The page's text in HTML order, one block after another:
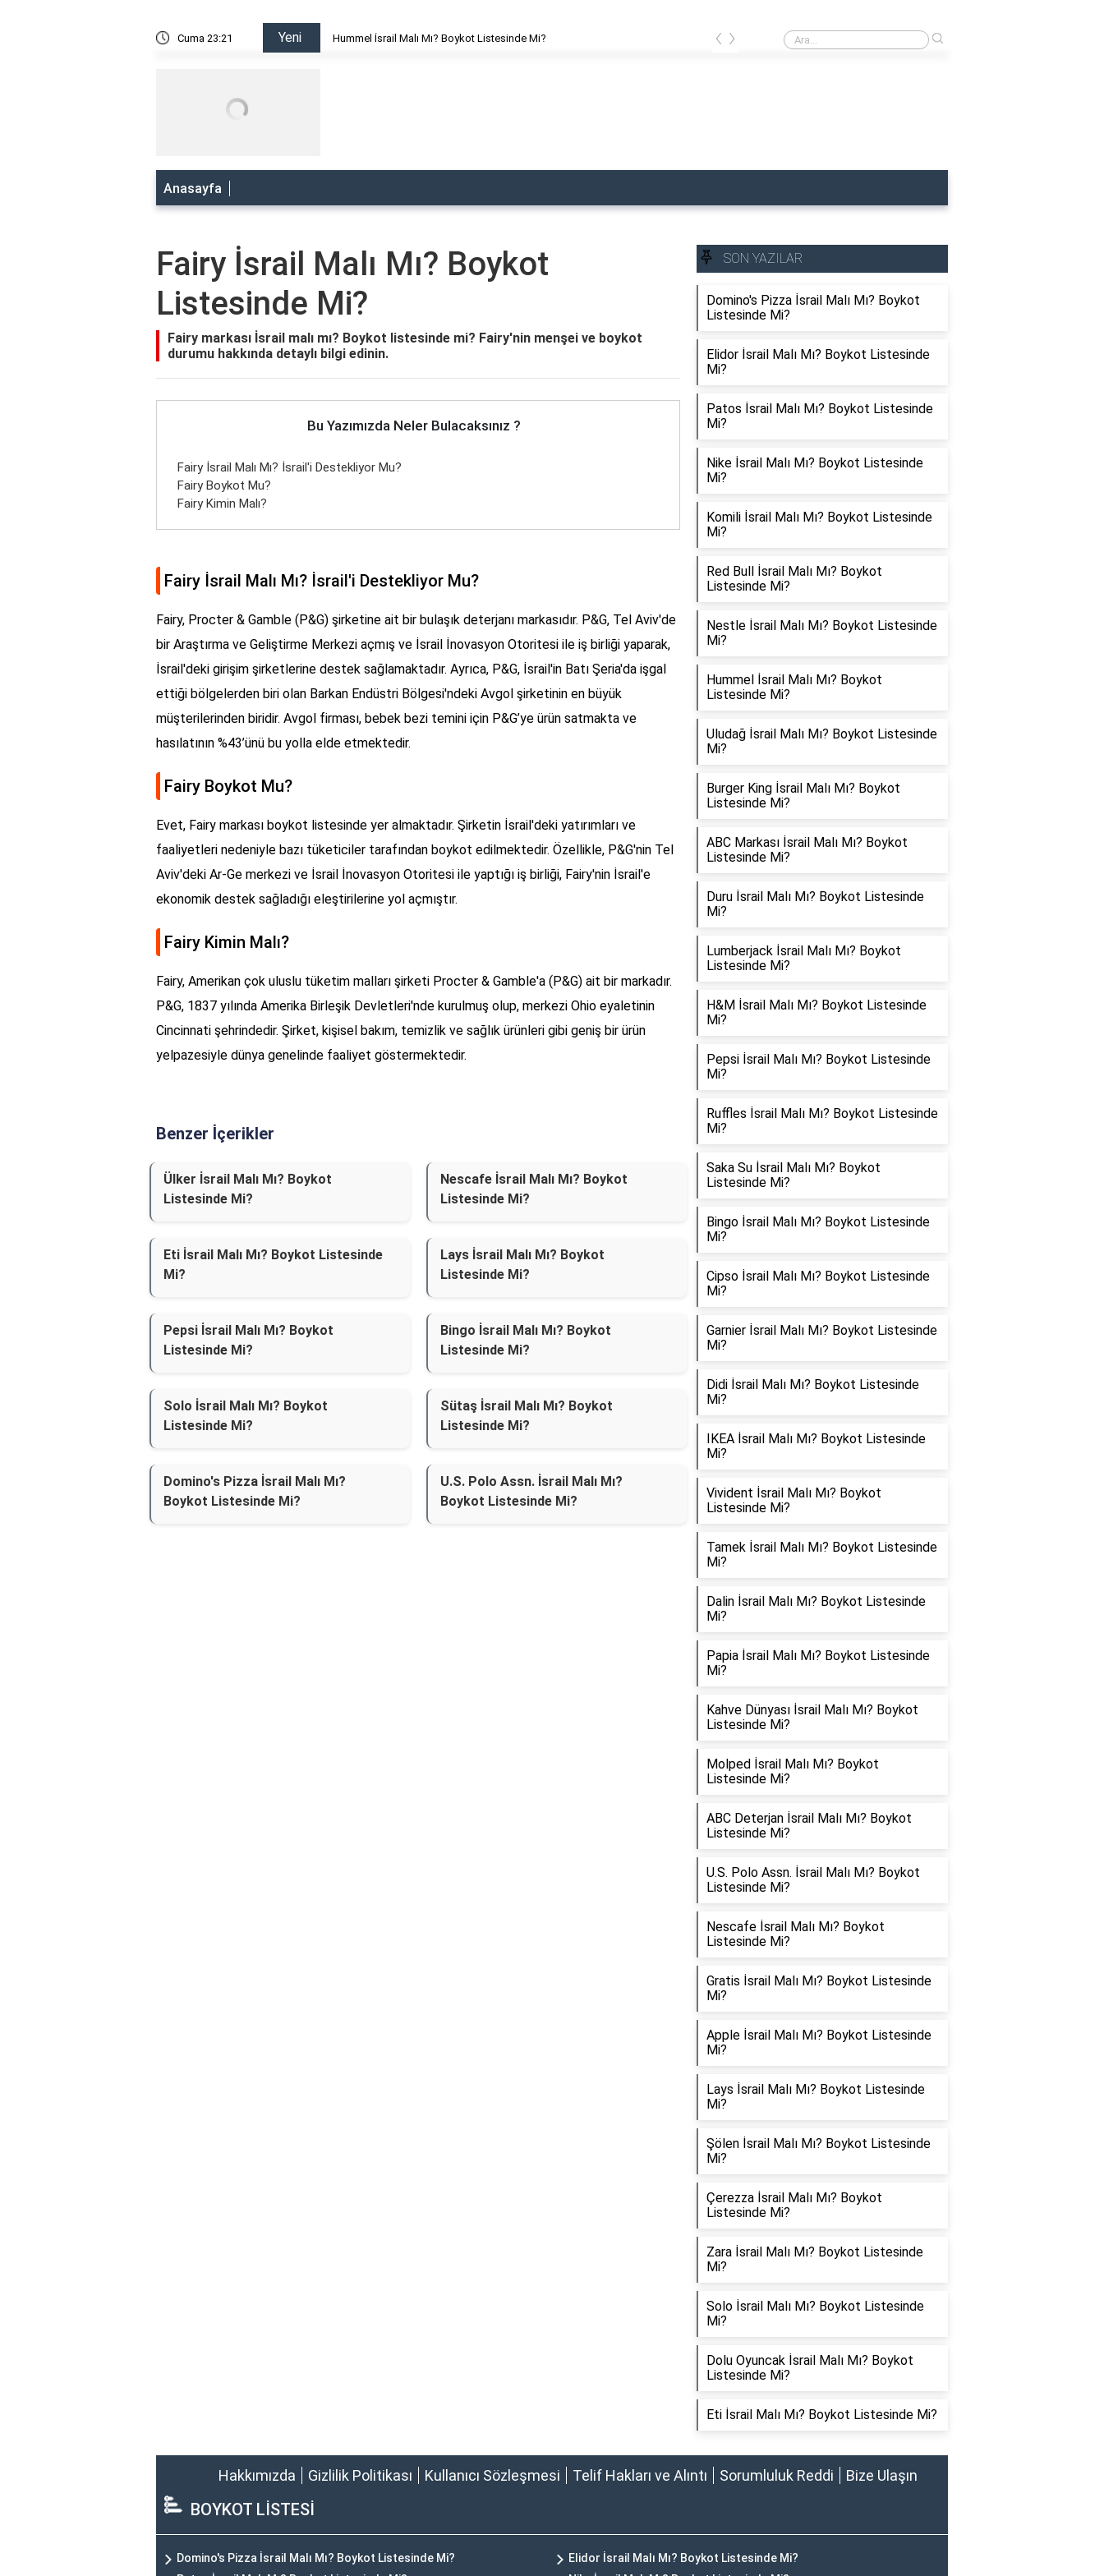
Cuma 23:21 Yeni Hummel İsrail Malı Mı? Boykot Listesinde Mi? Uludağ İsrail Malı Mı? Boykot Listesinde Mi?
‹ ›
Anasayfa
Fairy İsrail Malı Mı? Boykot
Listesinde Mi?
Fairy markası İsrail malı mı? Boykot listesinde mi? Fairy'nin menşei ve boykot
durumu hakkında detaylı bilgi edinin.
Bu Yazımızda Neler Bulacaksınız ?
Fairy İsrail Malı Mı? İsrail'i Destekliyor Mu?
Fairy Boykot Mu?
Fairy Kimin Malı?
Fairy İsrail Malı Mı? İsrail'i Destekliyor Mu?
Fairy, Procter & Gamble (P&G) şirketine ait bir bulaşık deterjanı markasıdır. P&G, Tel Aviv'de
bir Araştırma ve Geliştirme Merkezi açmış ve İsrail İnovasyon Otoritesi ile iş birliği yaparak,
İsrail'deki girişim şirketlerine destek sağlamaktadır. Ayrıca, P&G, İsrail'in Batı Şeria'da işgal
ettiği bölgelerden biri olan Barkan Endüstri Bölgesi'ndeki Avgol şirketinin en büyük
müşterilerinden biridir. Avgol firması, bebek bezi temini için P&G’ye ürün satmakta ve
hasılatının %43’ünü bu yolla elde etmektedir.
Fairy Boykot Mu?
Evet, Fairy markası boykot listesinde yer almaktadır. Şirketin İsrail'deki yatırımları ve
faaliyetleri nedeniyle bazı tüketiciler tarafından boykot edilmektedir. Özellikle, P&G'nin Tel
Aviv'deki Ar-Ge merkezi ve İsrail İnovasyon Otoritesi ile yaptığı iş birliği, Fairy'nin İsrail'e
ekonomik destek sağladığı eleştirilerine yol açmıştır.
Fairy Kimin Malı?
Fairy, Amerikan çok uluslu tüketim malları şirketi Procter & Gamble'a (P&G) ait bir markadır.
P&G, 1837 yılında Amerika Birleşik Devletleri'nde kurulmuş olup, merkezi Ohio eyaletinin
Cincinnati şehrindedir. Şirket, kişisel bakım, temizlik ve sağlık ürünleri gibi geniş bir ürün
yelpazesiyle dünya genelinde faaliyet göstermektedir.
Benzer İçerikler
Ülker İsrail Malı Mı? Boykot
Listesinde Mi?
Nescafe İsrail Malı Mı? Boykot
Listesinde Mi?
Eti İsrail Malı Mı? Boykot Listesinde
Mi?
Lays İsrail Malı Mı? Boykot
Listesinde Mi?
Pepsi İsrail Malı Mı? Boykot
Listesinde Mi?
Bingo İsrail Malı Mı? Boykot
Listesinde Mi?
Solo İsrail Malı Mı? Boykot
Listesinde Mi?
Sütaş İsrail Malı Mı? Boykot
Listesinde Mi?
Domino's Pizza İsrail Malı Mı?
Boykot Listesinde Mi?
U.S. Polo Assn. İsrail Malı Mı?
Boykot Listesinde Mi?
SON YAZILAR
Domino's Pizza İsrail Malı Mı? Boykot
Listesinde Mi?
Elidor İsrail Malı Mı? Boykot Listesinde
Mi?
Patos İsrail Malı Mı? Boykot Listesinde
Mi?
Nike İsrail Malı Mı? Boykot Listesinde
Mi?
Komili İsrail Malı Mı? Boykot Listesinde
Mi?
Red Bull İsrail Malı Mı? Boykot
Listesinde Mi?
Nestle İsrail Malı Mı? Boykot Listesinde
Mi?
Hummel İsrail Malı Mı? Boykot
Listesinde Mi?
Uludağ İsrail Malı Mı? Boykot Listesinde
Mi?
Burger King İsrail Malı Mı? Boykot
Listesinde Mi?
ABC Markası İsrail Malı Mı? Boykot
Listesinde Mi?
Duru İsrail Malı Mı? Boykot Listesinde
Mi?
Lumberjack İsrail Malı Mı? Boykot
Listesinde Mi?
H&M İsrail Malı Mı? Boykot Listesinde
Mi?
Pepsi İsrail Malı Mı? Boykot Listesinde
Mi?
Ruffles İsrail Malı Mı? Boykot Listesinde
Mi?
Saka Su İsrail Malı Mı? Boykot
Listesinde Mi?
Bingo İsrail Malı Mı? Boykot Listesinde
Mi?
Cipso İsrail Malı Mı? Boykot Listesinde
Mi?
Garnier İsrail Malı Mı? Boykot Listesinde
Mi?
Didi İsrail Malı Mı? Boykot Listesinde
Mi?
IKEA İsrail Malı Mı? Boykot Listesinde
Mi?
Vivident İsrail Malı Mı? Boykot
Listesinde Mi?
Tamek İsrail Malı Mı? Boykot Listesinde
Mi?
Dalin İsrail Malı Mı? Boykot Listesinde
Mi?
Papia İsrail Malı Mı? Boykot Listesinde
Mi?
Kahve Dünyası İsrail Malı Mı? Boykot
Listesinde Mi?
Molped İsrail Malı Mı? Boykot
Listesinde Mi?
ABC Deterjan İsrail Malı Mı? Boykot
Listesinde Mi?
U.S. Polo Assn. İsrail Malı Mı? Boykot
Listesinde Mi?
Nescafe İsrail Malı Mı? Boykot
Listesinde Mi?
Gratis İsrail Malı Mı? Boykot Listesinde
Mi?
Apple İsrail Malı Mı? Boykot Listesinde
Mi?
Lays İsrail Malı Mı? Boykot Listesinde
Mi?
Şölen İsrail Malı Mı? Boykot Listesinde
Mi?
Çerezza İsrail Malı Mı? Boykot
Listesinde Mi?
Zara İsrail Malı Mı? Boykot Listesinde
Mi?
Solo İsrail Malı Mı? Boykot Listesinde
Mi?
Dolu Oyuncak İsrail Malı Mı? Boykot
Listesinde Mi?
Eti İsrail Malı Mı? Boykot Listesinde Mi?
Hakkımızda Gizlilik Politikası Kullanıcı Sözleşmesi Telif Hakları ve Alıntı Sorumluluk Reddi Bize Ulaşın
BOYKOT LİSTESİ
Domino's Pizza İsrail Malı Mı? Boykot Listesinde Mi?
Elidor İsrail Malı Mı? Boykot Listesinde Mi?